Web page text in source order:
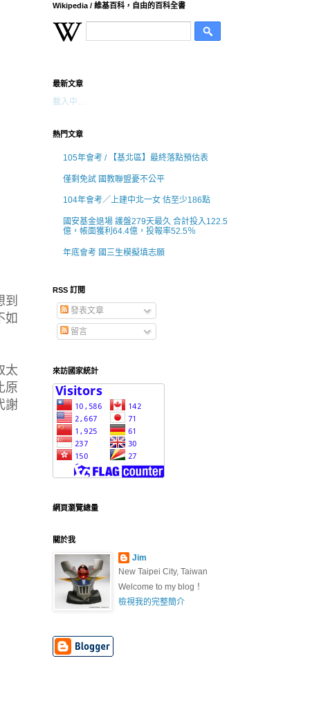
如
太
原
謝
Wikipedia / 維基百科，自由的百科全書
最新文章
載入中…
熱門文章
105年會考 / 【基北區】最終落點預估表
僅剩免試 國教聯盟憂不公平
104年會考／上建中北一女 估至少186點
國安基金退場 護盤279天最久 合計投入122.5
億，帳面獲利64.4億，投報率52.5％
年底會考 國三生模擬填志願
RSS 訂閱
發表文章
留言
來訪國家統計
網頁瀏覽總量
關於我
Jim
New Taipei City, Taiwan
Welcome to my blog！
檢視我的完整簡介